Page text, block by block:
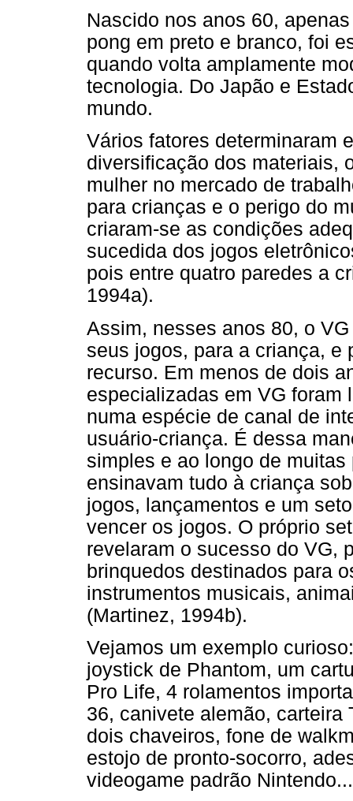
Nascido nos anos 60,
pong em preto e branco, foi
quando volta amplamente
tecnologia. Do Japão e
mundo.
Vários fatores determinaram
diversificação dos materiais,
mulher no mercado de
para crianças e o perigo do
criaram-se as condições
sucedida dos jogos
pois entre quatro paredes a
1994a).
Assim, nesses anos 80, o
seus jogos, para a criança, e
recurso. Em menos de dois
especializadas em VG foram
numa espécie de canal de
usuário-criança. É dessa
simples e ao longo de
ensinavam tudo à criança
jogos, lançamentos e um
vencer os jogos. O próprio
revelaram o sucesso do VG,
brinquedos destinados para
instrumentos musicais,
(Martinez, 1994b).
Vejamos um exemplo
joystick de Phantom, um
Pro Life, 4 rolamentos
36, canivete alemão, carteira
dois chaveiros, fone de
estojo de pronto-socorro,
videogame padrão